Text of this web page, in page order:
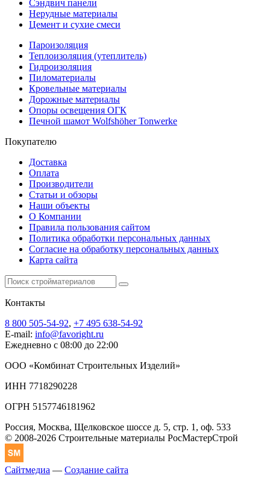
Сэндвич панели
Нерудные материалы
Цемент и сухие смеси
Пароизоляция
Теплоизоляция (утеплитель)
Гидроизоляция
Пиломатериалы
Кровельные материалы
Дорожные материалы
Опоры освещения ОГК
Печной шамот Wolfshöher Tonwerke
Покупателю
Доставка
Оплата
Производители
Статьи и обзоры
Наши объекты
О Компании
Правила пользования сайтом
Политика обработки персональных данных
Согласие на обработку персональных данных
Карта сайта
Контакты
8 800 505-54-92, +7 495 638-54-92
E-mail: info@favoright.ru
Ежедневно с 08:00 до 22:00
ООО «Комбинат Строительных Изделий»
ИНН 7718290228
ОГРН 5157746181962
Россия, Москва, Щелковское шоссе д. 5, стр. 1, оф. 533
© 2008-2026 Строительные материалы РосМастерСтрой
Сайтмедиа — Создание сайта